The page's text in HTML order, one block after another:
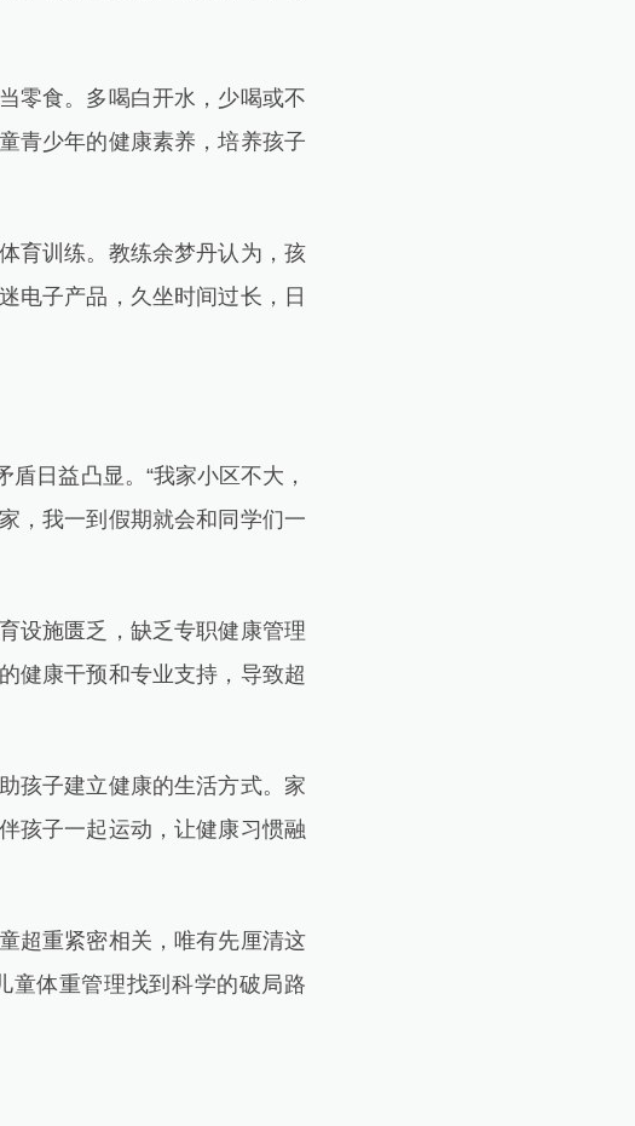
食。多喝白开水，少喝或不
青少年的健康素养，培养孩子
训练。教练余梦丹认为，孩
电子产品，久坐时间过长，日
日益凸显。“我家小区不大，
，我一到假期就会和同学们一
施匮乏，缺乏专职健康管理
健康干预和专业支持，导致超
子建立健康的生活方式。家
孩子一起运动，让健康习惯融
重紧密相关，唯有先厘清这
童体重管理找到科学的破局路